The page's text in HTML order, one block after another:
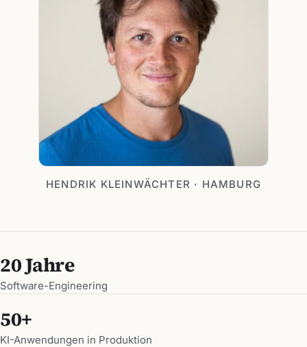
HENDRIK KLEINWÄCHTER · HAMBURG
20 Jahre
Software-Engineering
50+
KI-Anwendungen in Produktion